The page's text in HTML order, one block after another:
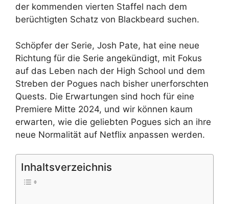
der kommenden vierten Staffel nach dem
berüchtigten Schatz von Blackbeard suchen.
Schöpfer der Serie, Josh Pate, hat eine neue
Richtung für die Serie angekündigt, mit Fokus
auf das Leben nach der High School und dem
Streben der Pogues nach bisher unerforschten
Quests. Die Erwartungen sind hoch für eine
Premiere Mitte 2024, und wir können kaum
erwarten, wie die geliebten Pogues sich an ihre
neue Normalität auf Netflix anpassen werden.
Inhaltsverzeichnis